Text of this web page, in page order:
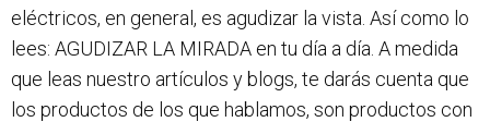
eléctricos, en general, es agudizar la vista. Así como lo
lees: AGUDIZAR LA MIRADA en tu día a día. A medida
que leas nuestro artículos y blogs, te darás cuenta que
los productos de los que hablamos, son productos con